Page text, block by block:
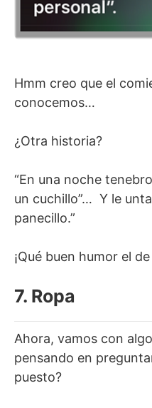
Hmm creo que el
conocemos…
¿Otra historia?
“En una noche
un cuchillo”… Y le
panecillo.”
¡Qué buen humor el
7. Ropa
Ahora, vamos con
pensando en
puesto?